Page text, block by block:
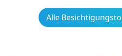
Alle